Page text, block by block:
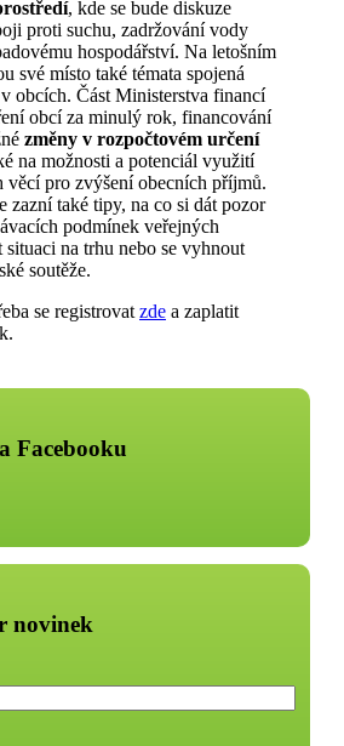
, kde se bude diskuze
proti suchu, zadržování vody
hospodářství. Na letošním
své místo také témata spojená
obcích. Část Ministerstva financí
obcí za minulý rok, financování
změny v rozpočtovém určení
na možnosti a potenciál využití
věcí pro zvýšení obecních příjmů.
zazní také tipy, na co si dát pozor
podmínek veřejných
na trhu nebo se vyhnout
soutěže.
se registrovat zde a zaplatit
Facebooku
novinek